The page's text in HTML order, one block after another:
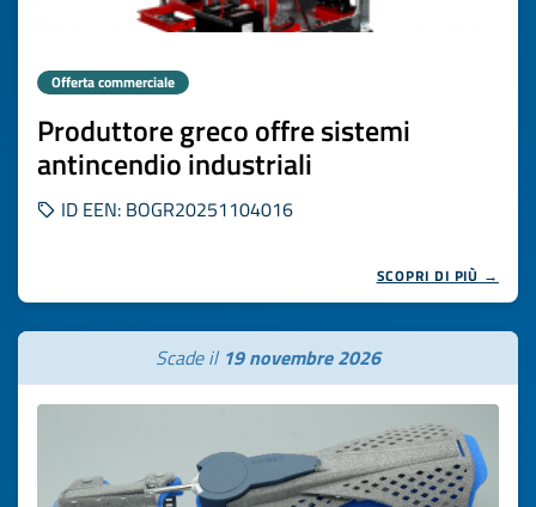
Offerta commerciale
Produttore greco offre sistemi
antincendio industriali
ID EEN: BOGR20251104016
SCOPRI DI PIÙ →
Scade il 19 novembre 2026